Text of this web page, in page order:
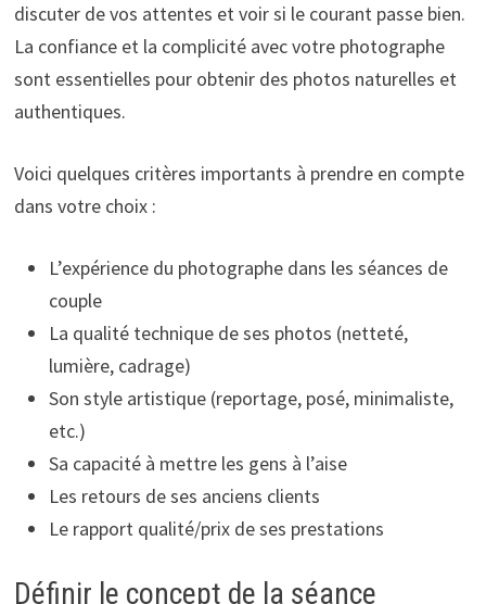
discuter de vos attentes et voir si le courant passe bien.
La confiance et la complicité avec votre photographe
sont essentielles pour obtenir des photos naturelles et
authentiques.
Voici quelques critères importants à prendre en compte
dans votre choix :
L’expérience du photographe dans les séances de
couple
La qualité technique de ses photos (netteté,
lumière, cadrage)
Son style artistique (reportage, posé, minimaliste,
etc.)
Sa capacité à mettre les gens à l’aise
Les retours de ses anciens clients
Le rapport qualité/prix de ses prestations
Définir le concept de la séance